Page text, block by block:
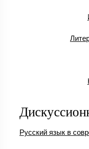
Русский язык в